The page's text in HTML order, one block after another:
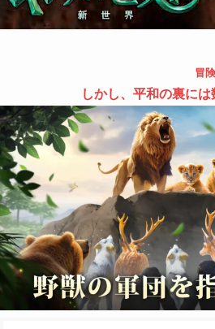
冒
しかし、平和の裏に